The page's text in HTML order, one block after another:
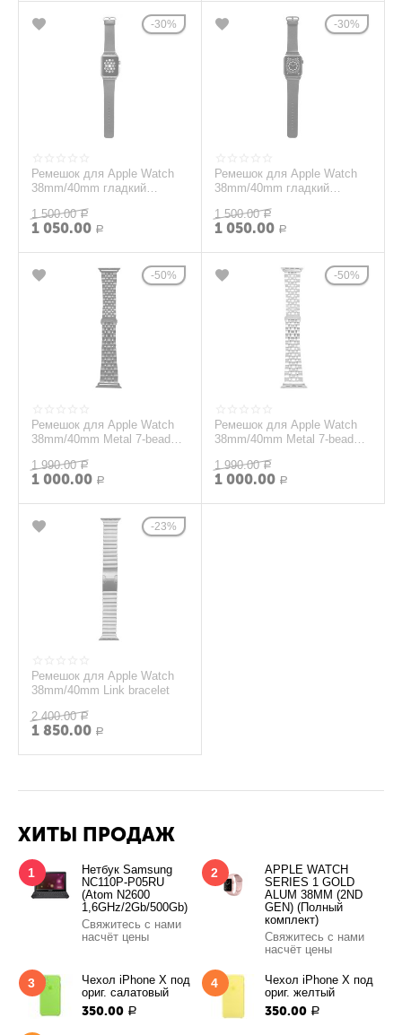
30%
Ремешок для Apple Watch
38mm/40mm гладкий
1 500.00 Р
1 050.00 Р
30%
Ремешок для Apple Watch
38mm/40mm гладкий
1 500.00 Р
1 050.00 Р
50%
Ремешок для Apple Watch
38mm/40mm Metal 7-bead
1 990.00 Р
1 000.00 Р
50%
Ремешок для Apple Watch
38mm/40mm Metal 7-bead
1 990.00 Р
1 000.00 Р
23%
Ремешок для Apple Watch
38mm/40mm Link bracelet
2 400.00 Р
1 850.00 Р
ХИТЫ ПРОДАЖ
1
Нетбук Samsung
NC110P-P05RU
(Atom N2600
1,6GHz/2Gb/500Gb)
Свяжитесь с нами
насчёт цены
2
APPLE WATCH
SERIES 1 GOLD
ALUM 38MM (2ND
GEN) (Полный
комплект)
Свяжитесь с нами
насчёт цены
3
Чехол iPhone X под
ориг. салатовый
350.00 Р
4
Чехол iPhone X под
ориг. желтый
350.00 Р